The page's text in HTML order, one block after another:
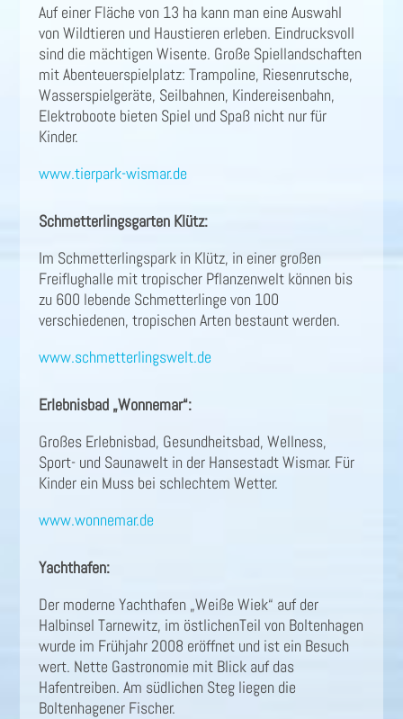
Auf einer Fläche von 13 ha kann man eine Auswahl
von Wildtieren und Haustieren erleben. Eindrucksvoll
sind die mächtigen Wisente. Große Spiellandschaften
mit Abenteuerspielplatz: Trampoline, Riesenrutsche,
Wasserspielgeräte, Seilbahnen, Kindereisenbahn,
Elektroboote bieten Spiel und Spaß nicht nur für
Kinder.
www.tierpark-wismar.de
Schmetterlingsgarten Klütz:
Im Schmetterlingspark in Klütz, in einer großen
Freiflughalle mit tropischer Pflanzenwelt können bis
zu 600 lebende Schmetterlinge von 100
verschiedenen, tropischen Arten bestaunt werden.
www.schmetterlingswelt.de
Erlebnisbad „Wonnemar“:
Großes Erlebnisbad, Gesundheitsbad, Wellness,
Sport- und Saunawelt in der Hansestadt Wismar. Für
Kinder ein Muss bei schlechtem Wetter.
www.wonnemar.de
Yachthafen:
Der moderne Yachthafen „Weiße Wiek“ auf der
Halbinsel Tarnewitz, im östlichenTeil von Boltenhagen
wurde im Frühjahr 2008 eröffnet und ist ein Besuch
wert. Nette Gastronomie mit Blick auf das
Hafentreiben. Am südlichen Steg liegen die
Boltenhagener Fischer.